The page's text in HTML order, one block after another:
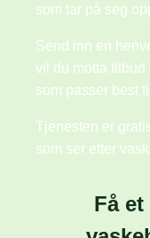
som tar på seg
Send inn en
vil du motta
som passer best
Tjenesten er
som ser etter
Få